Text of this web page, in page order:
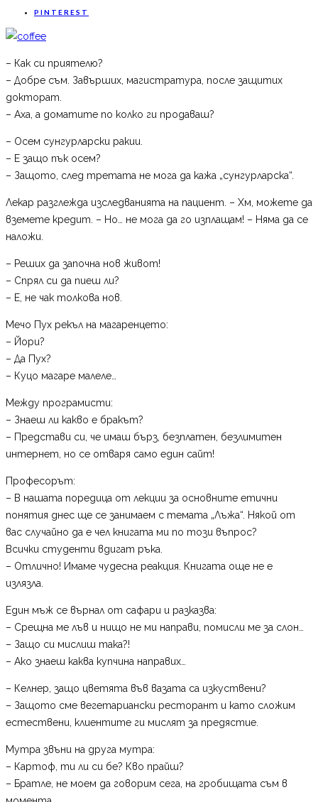
PINTEREST
– Как си приятелю?
– Добре съм. Завърших, магистратура, после защитих
докторат.
– Аха, а доматите по колко ги продаваш?
– Осем сунгурларски ракии.
– Е защо пък осем?
– Защото, след третата не мога да кажа „сунгурларска“.
Лекар разглежда изследванията на пациент. – Хм, можете да
вземете кредит. – Но… не мога да го изплащам! – Няма да се
наложи.
– Реших да започна нов живот!
– Спрял си да пиеш ли?
– Е, не чак толкова нов.
Мечо Пух рекъл на магаренцето:
– Йори?
– Да Пух?
– Куцо магаре малеле…
Между програмисти:
– Знаеш ли какво е бракът?
– Представи си, че имаш бърз, безплатен, безлимитен
интернет, но се отваря само един сайт!
Професорът:
– В нашата поредица от лекции за основните етични
понятия днес ще се занимаем с темата „Лъжа“. Някой от
вас случайно да е чел книгата ми по този въпрос?
Всички студенти вдигат ръка.
– Отлично! Имаме чудесна реакция. Книгата още не е
излязла.
Един мъж се върнал от сафари и разказва:
– Срещна ме лъв и нищо не ми направи, помисли ме за слон…
– Защо си мислиш така?!
– Ако знаеш каква купчина направих…
– Келнер, защо цветята във вазата са изкуствени?
– Защото сме вегетариански ресторант и като сложим
естествени, клиентите ги мислят за предястие.
Мутра звъни на друга мутра:
– Картоф, ти ли си бе? Кво прайш?
– Братле, не моем да говорим сега, на гробищата съм в